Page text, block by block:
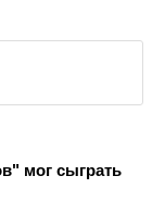
мог сыграть